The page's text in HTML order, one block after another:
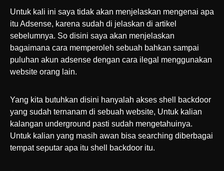
Untuk kali ini saya tidak akan menjelaskan mengenai apa
itu Adsense, karena sudah di jelaskan di artikel
sebelumnya. So disini saya akan menjelaskan
bagaimana cara memperoleh sebuah bahkan sampai
puluhan akun adsense dengan cara ilegal menggunakan
website orang lain.
Yang kita butuhkan disini hanyalah akses shell backdoor
yang sudah ternanam di sebuah website, Untuk kalian
kalangan underground pasti sudah mengetahuinya.
Untuk kalian yang masih awan bisa searching diberbagai
tempat seputar apa itu shell backdoor itu.